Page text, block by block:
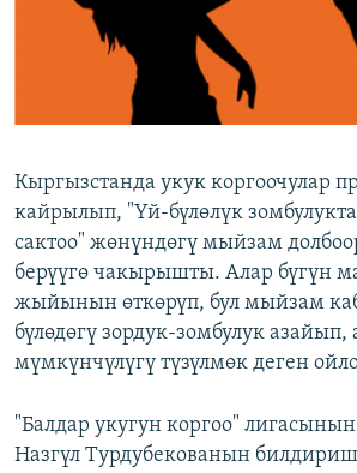
ЭЕ/АРнун бардык сайттары
Кыргызстанда укук коргоочулар
кайрылып, "Үй-бүлөлүк
сактоо" жөнүндөгү мыйзам
берүүгө чакырышты. Алар бүгүн
жыйынын өткөрүп, бул мыйзам
бүлөдөгү зордук-зомбулук
мүмкүнчүлүгү түзүлмөк деген
"Балдар укугун коргоо"
Назгүл Турдубекованын